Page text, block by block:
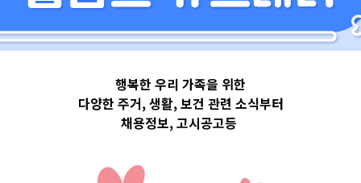
서울특별시
서울특별시중랑
구 Top 3 및 주간
행복한 우리 가족을 위한
다양한 주거, 생활, 보건 관련 소식부터
채용정보, 고시공고등